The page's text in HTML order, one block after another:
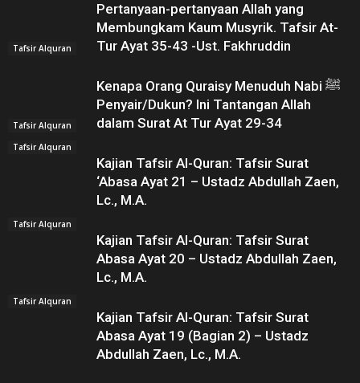
Tafsir Alquran
Pertanyaan-pertanyaan Allah yang
Membungkam Kaum Musyrik. Tafsir At-
Tur Ayat 35-43 -Ust. Fakhruddin
Tafsir Alquran
Kenapa Orang Quraisy Menuduh Nabi ﷺ
Penyair/Dukun? Ini Tantangan Allah
dalam Surat At Tur Ayat 29-34
Tafsir Alquran
Kajian Tafsir Al-Quran: Tafsir Surat
‘Abasa Ayat 21 – Ustadz Abdullah Zaen,
Lc., M.A.
Tafsir Alquran
Kajian Tafsir Al-Quran: Tafsir Surat
Abasa Ayat 20 – Ustadz Abdullah Zaen,
Lc., M.A.
Tafsir Alquran
Kajian Tafsir Al-Quran: Tafsir Surat
Abasa Ayat 19 (Bagian 2) – Ustadz
Abdullah Zaen, Lc., M.A.